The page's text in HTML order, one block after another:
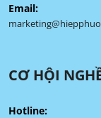
Email:
CƠ HỘI
Hotline: